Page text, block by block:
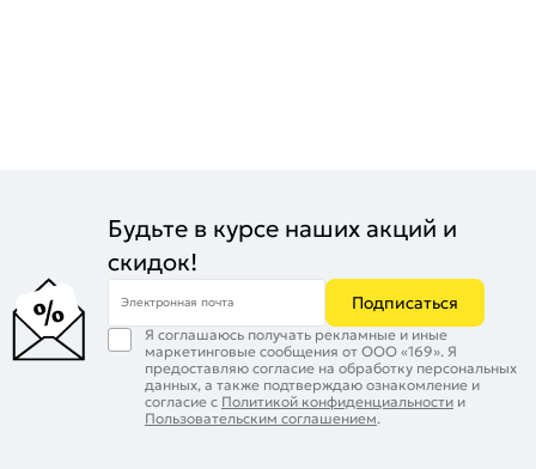
Будьте в курсе наших акций и
скидок!
Электронная почта Подписаться
Я соглашаюсь получать рекламные и иные
маркетинговые сообщения от ООО «169». Я
предоставляю согласие на обработку персональных
данных, а также подтверждаю ознакомление и
согласие с Политикой конфиденциальности и
Пользовательским соглашением.